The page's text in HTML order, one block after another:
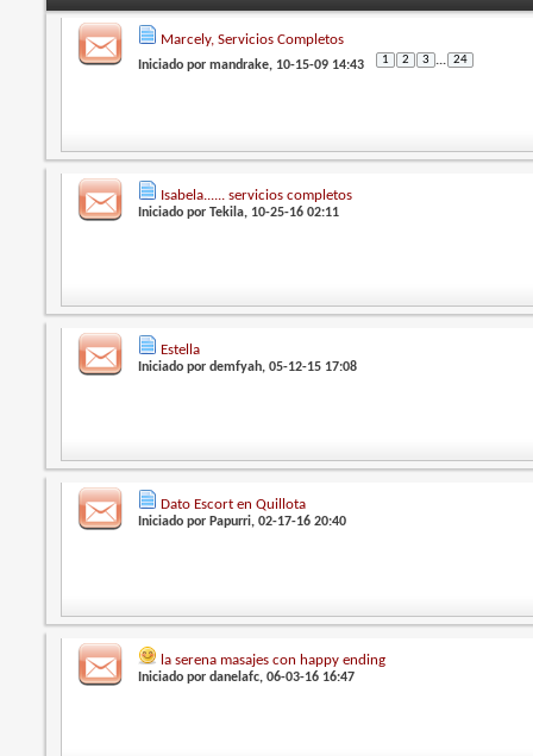
Marcely, Servicios Completos
Iniciado pormandrake, 10-15-09 14:43 1 2 3 ... 24
Isabela...... servicios completos
Iniciado porTekila, 10-25-16 02:11
Estella
Iniciado pordemfyah, 05-12-15 17:08
Dato Escort en Quillota
Iniciado porPapurri, 02-17-16 20:40
la serena masajes con happy ending
Iniciado pordanelafc, 06-03-16 16:47